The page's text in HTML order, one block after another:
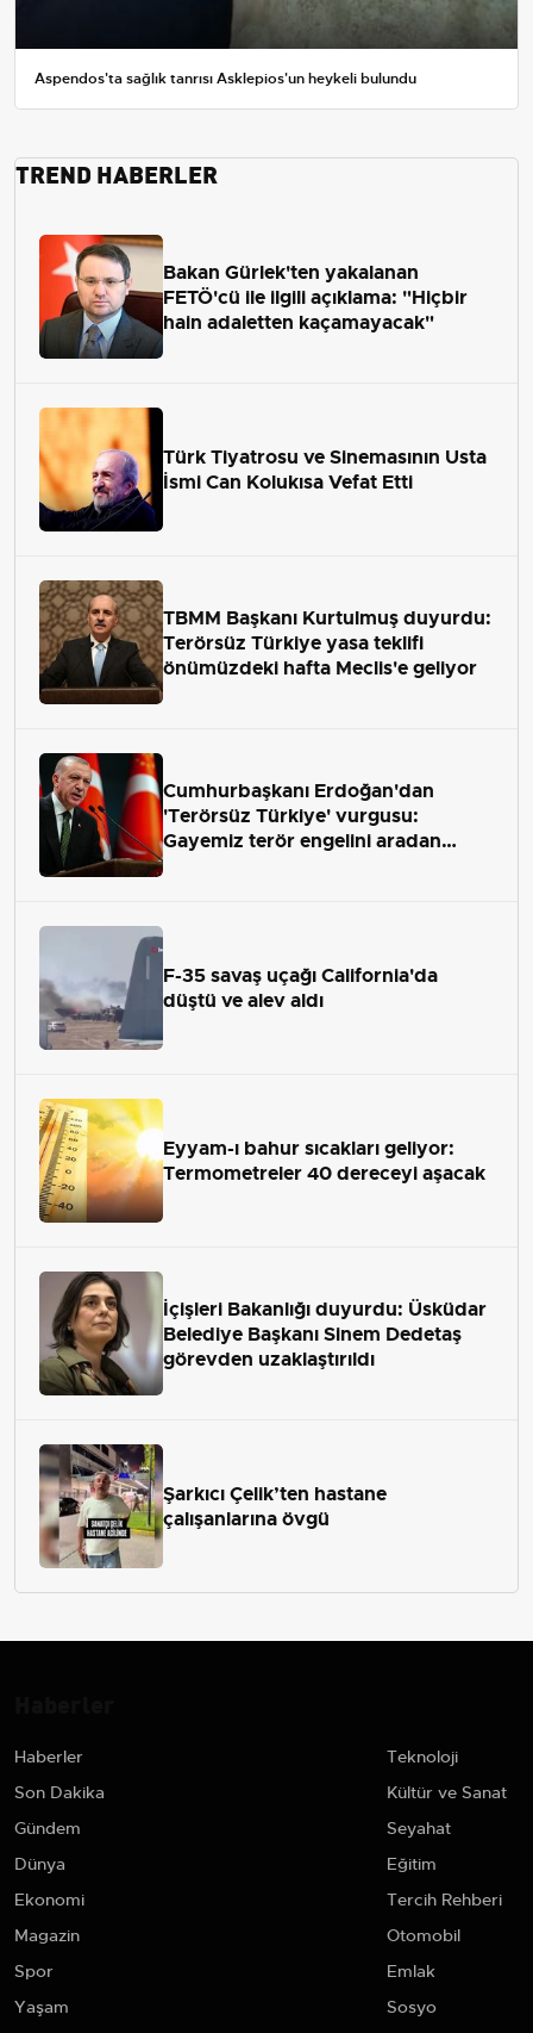
Aspendos'ta sağlık tanrısı Asklepios'un heykeli bulundu
TREND HABERLER
Bakan Gürlek'ten yakalanan
FETÖ'cü ile ilgili açıklama: "Hiçbir
hain adaletten kaçamayacak"
Türk Tiyatrosu ve Sinemasının Usta
İsmi Can Kolukısa Vefat Etti
TBMM Başkanı Kurtulmuş duyurdu:
Terörsüz Türkiye yasa teklifi
önümüzdeki hafta Meclis'e geliyor
Cumhurbaşkanı Erdoğan'dan
'Terörsüz Türkiye' vurgusu:
Gayemiz terör engelini aradan
F-35 savaş uçağı California'da
düştü ve alev aldı
Eyyam-ı bahur sıcakları geliyor:
Termometreler 40 dereceyi aşacak
İçişleri Bakanlığı duyurdu: Üsküdar
Belediye Başkanı Sinem Dedetaş
görevden uzaklaştırıldı
Şarkıcı Çelik’ten hastane
çalışanlarına övgü
Haberler
Son Dakika
Gündem
Dünya
Ekonomi
Magazin
Spor
Yaşam
Teknoloji
Kültür ve Sanat
Seyahat
Eğitim
Tercih Rehberi
Otomobil
Emlak
Sosyo